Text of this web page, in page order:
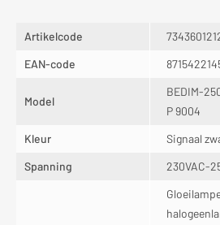
Artikelcode
EAN-code
Model
BEDIM-
P 9004
Kleur
Signaal
Spanning
230VAC-